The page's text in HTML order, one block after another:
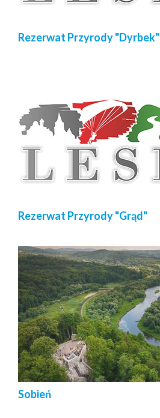
Rezerwat Przyrody "Dyrbek"
Rezerwat Przyrody "Grąd"
Sobień